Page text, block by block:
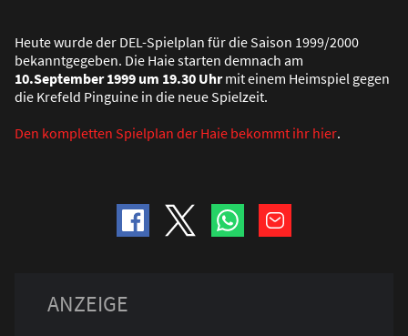
Heute wurde der DEL-Spielplan für die Saison 1999/2000
bekanntgegeben. Die Haie starten demnach am
10.September 1999 um 19.30 Uhrmit einem Heimspiel gegen
die Krefeld Pinguine in die neue Spielzeit.
Den kompletten Spielplan der Haie bekommt ihr hier.